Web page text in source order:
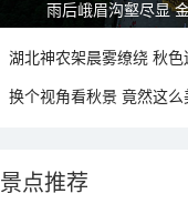
雨后峨眉沟壑尽显
湖北神农架晨雾缭绕 秋色
换个视角看秋景 竟然这么
景点推荐